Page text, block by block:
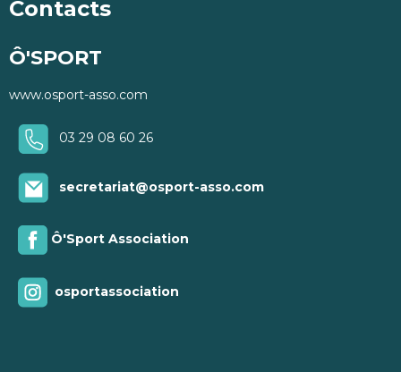
Contacts
Ô'SPORT
www.osport-asso.com
03 29 08 60 26
secretariat@osport-asso.com
Ô'Sport Association
osportassociation